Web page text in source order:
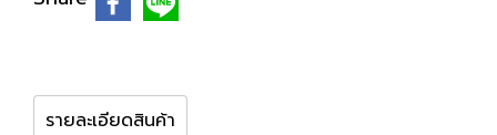
รายละเอียดสินค้า